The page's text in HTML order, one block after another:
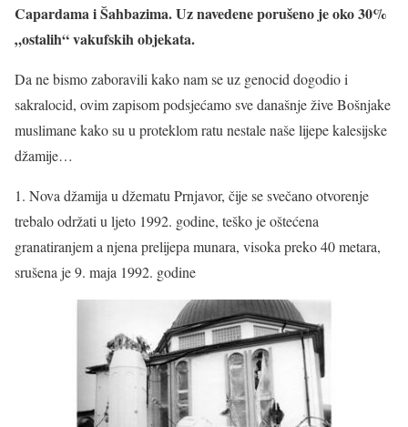
Capardama i Šahbazima. Uz navedene porušeno je oko 30%
„ostalih“ vakufskih objekata.
Da ne bismo zaboravili kako nam se uz genocid dogodio i
sakralocid, ovim zapisom podsjećamo sve današnje žive Bošnjake
muslimane kako su u proteklom ratu nestale naše lijepe kalesijske
džamije…
1. Nova džamija u džematu Prnjavor, čije se svečano otvorenje
trebalo održati u ljeto 1992. godine, teško je oštećena
granatiranjem a njena prelijepa munara, visoka preko 40 metara,
srušena je 9. maja 1992. godine